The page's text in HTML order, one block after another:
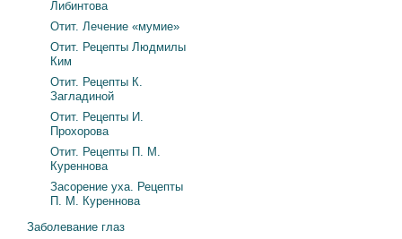
Либинтова
Отит. Лечение «мумие»
Отит. Рецепты Людмилы
Ким
Отит. Рецепты К.
Загладиной
Отит. Рецепты И.
Прохорова
Отит. Рецепты П. М.
Куреннова
Засорение уха. Рецепты
П. М. Куреннова
Заболевание глаз